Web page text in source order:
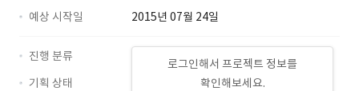
예상 시작일
2015년 07월 24일
로그인해서 프로젝트 정보를
확인해보세요.
진행 분류
기획 상태